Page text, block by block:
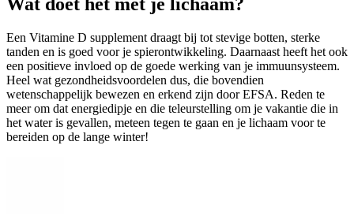
Wat doet het met je lichaam?
Een Vitamine D supplement draagt bij tot stevige botten, sterke
tanden en is goed voor je spierontwikkeling. Daarnaast heeft het ook
een positieve invloed op de goede werking van je immuunsysteem.
Heel wat gezondheidsvoordelen dus, die bovendien
wetenschappelijk bewezen en erkend zijn door EFSA. Reden te
meer om dat energiedipje en die teleurstelling om je vakantie die in
het water is gevallen, meteen tegen te gaan en je lichaam voor te
bereiden op de lange winter!